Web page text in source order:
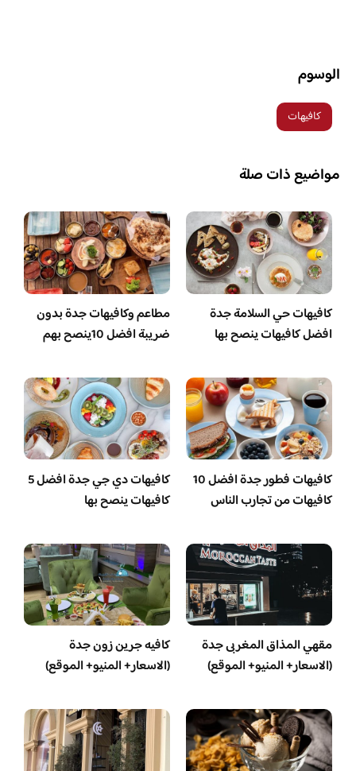
الوسوم
كافيهات
مواضيع ذات صلة
كافيهات حي السلامة جدة
افضل كافيهات ينصح بها
مطاعم وكافيهات جدة بدون
ضريبة افضل 10ينصح بهم
كافيهات فطور جدة افضل 10
كافيهات من تجارب الناس
كافيهات دي جي جدة افضل 5
كافيهات ينصح بها
مقهي المذاق المغربى جدة
(الاسعار+ المنيو+ الموقع)
كافيه جرين زون جدة
(الاسعار+ المنيو+ الموقع)